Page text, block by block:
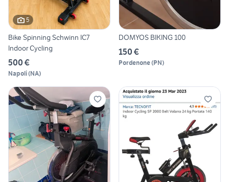
5
Bike Spinning Schwinn IC7
Indoor Cycling
500 €
Napoli(NA)
DOMYOS BIKING 100
150 €
Pordenone(PN)